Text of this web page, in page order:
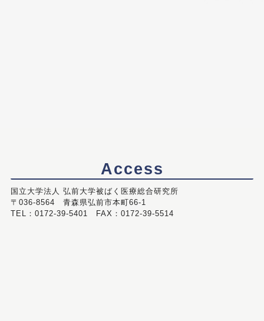
Access
国立大学法人 弘前大学被ばく医療総合研究所
〒036-8564 青森県弘前市本町66-1
TEL：0172-39-5401 FAX：0172-39-5514